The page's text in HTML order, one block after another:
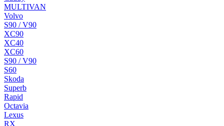
MULTIVAN
Volvo
S90 / V90
XC90
XC40
XC60
S90 / V90
S60
Skoda
Superb
Rapid
Octavia
Lexus
RX